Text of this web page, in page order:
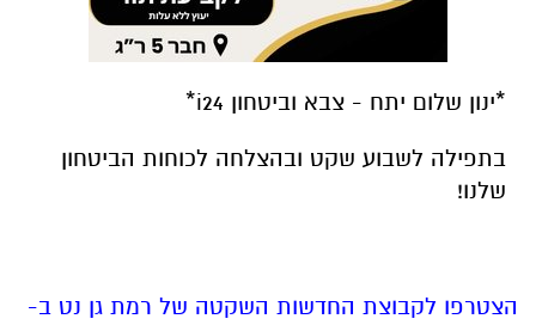
*ינון שלום יתח - צבא וביטחון i24*
בתפילה לשבוע שקט ובהצלחה לכוחות הביטחון
שלנו!
הצטרפו לקבוצת החדשות השקטה של רמת גן נט ב-